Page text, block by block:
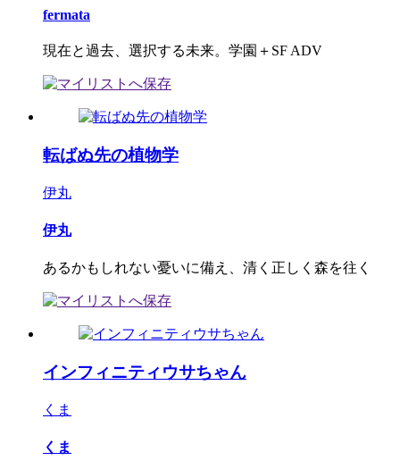
fermata
現在と過去、選択する未来。学園＋SF ADV
転ばぬ先の植物学
伊丸
伊丸
あるかもしれない憂いに備え、清く正しく森を往く
インフィニティウサちゃん
くま
くま